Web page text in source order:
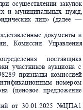
осуществлении закупок
и муниципальных нужд,
дических лиц» (далее
—
ленные документы и
Комиссия Управления
определения поставщика
участников аукциона с
8289 признаны комиссией
фикационным номером
на
  (цено
вое предложение
от 30.01.2025 №ЦПА1